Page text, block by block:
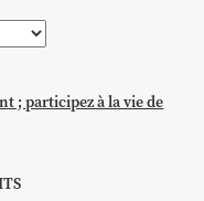
; participez à la vie de